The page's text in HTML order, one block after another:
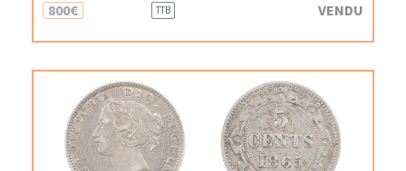
800€ TTB VENDU